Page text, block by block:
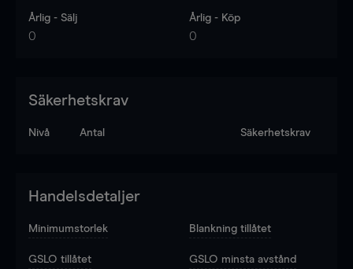
Årlig - Sälj
0
Årlig - Köp
0
Säkerhetskrav
Nivå Antal Säkerhetskrav
Handelsdetaljer
Minimumstorlek Blankning tillåtet
GSLO tillåtet GSLO minsta avstånd